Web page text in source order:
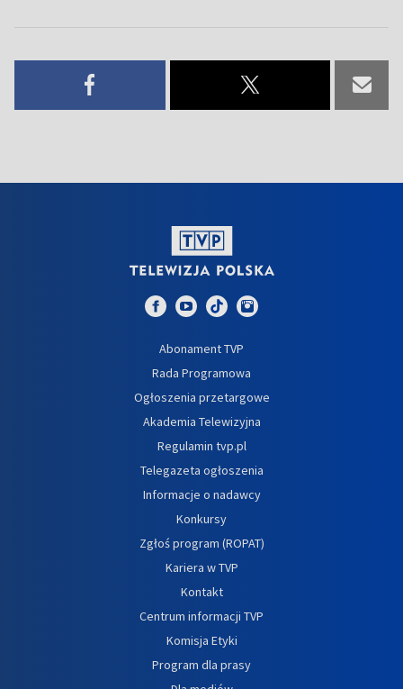
Abonament TVP
Rada Programowa
Ogłoszenia przetargowe
Akademia Telewizyjna
Regulamin tvp.pl
Telegazeta ogłoszenia
Informacje o nadawcy
Konkursy
Zgłoś program (ROPAT)
Kariera w TVP
Kontakt
Centrum informacji TVP
Komisja Etyki
Program dla prasy